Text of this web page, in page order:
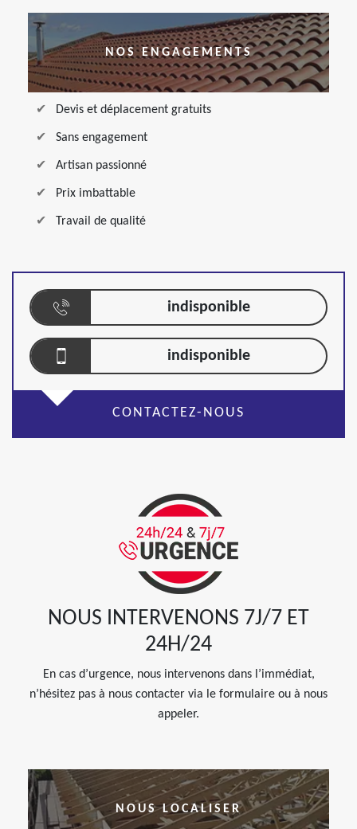
NOS ENGAGEMENTS
Devis et déplacement gratuits
Sans engagement
Artisan passionné
Prix imbattable
Travail de qualité
indisponible
indisponible
CONTACTEZ-NOUS
NOUS INTERVENONS 7J/7 ET
24H/24
En cas d’urgence, nous intervenons dans l’immédiat,
n’hésitez pas à nous contacter via le formulaire ou à nous
appeler.
NOUS LOCALISER